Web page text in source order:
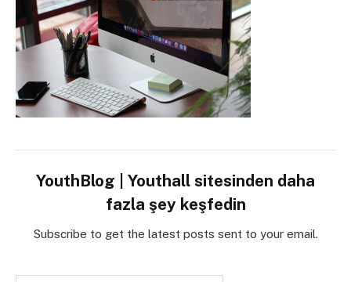
YouthBlog | Youthall sitesinden daha
fazla şey keşfedin
Subscribe to get the latest posts sent to your email.
E-postanızı yazın…